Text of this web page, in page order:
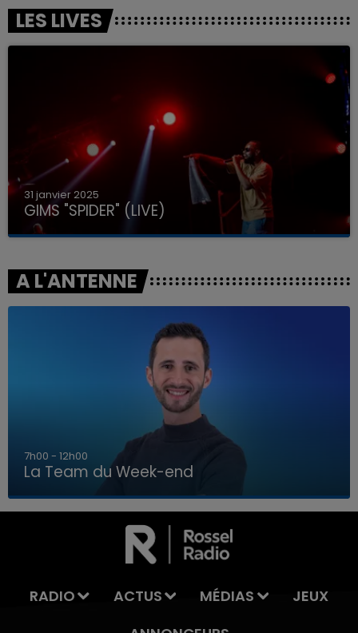
LA TEAM DU WEEK-END
LES LIVES
31 janvier 2025
GIMS "SPIDER" (LIVE)
A L'ANTENNE
16h00 - 20h00
La Team du Week-end
RADIO ACTUS MÉDIAS
JEUX